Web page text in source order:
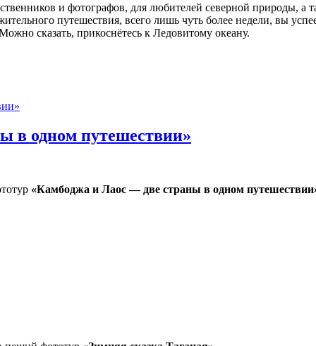
и фотографов, для любителей северной природы,
путешествия, всего лишь чуть более недели, вы
сказать, прикоснётесь к Ледовитому океану.
в одном путешествии»
«Камбоджа и Лаос — две страны в одном